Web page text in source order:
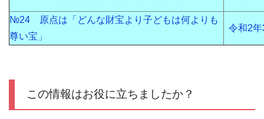
№24 原点は「どんな財宝より子どもは何よりも
尊い宝」
令和2
この情報はお役に立ちましたか？